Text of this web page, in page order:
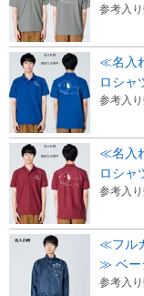
参考入
≪名入
ロシャ
参考入
≪名入
ロシャ
参考入
≪フル
≫ ベー
参考入